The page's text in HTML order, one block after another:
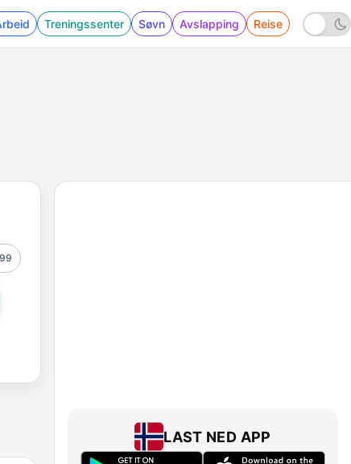
Treningssenter Søvn Avslapping Reise
99
LAST NED APP